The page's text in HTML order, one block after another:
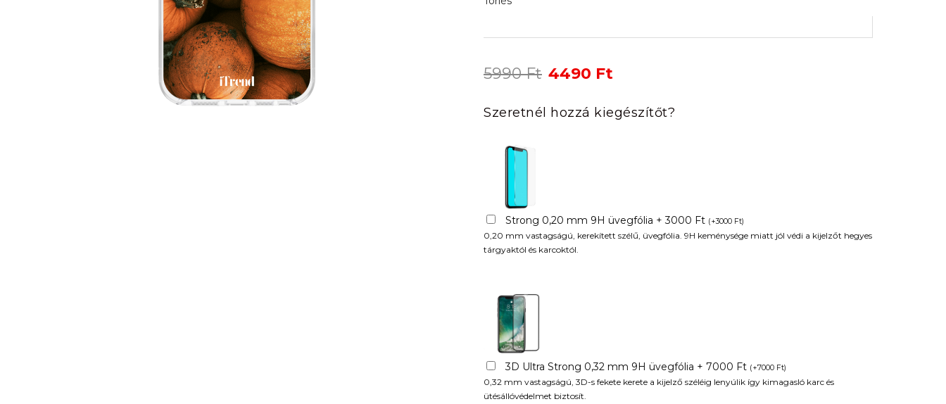
5990Ft Original
was:
5990 Ft.
4490 Ft
is:
4490 Ft.
Szeretnél hozzá kiegészítőt?
Strong 0,20 mm 9H üvegfólia + 3000 Ft (+3000 Ft)
0,20 mm vastagságú, kerekített szélű, üvegfólia. 9H keménysége miatt jól védi a kijelzőt hegyes
tárgyaktól és karcoktól.
3D Ultra Strong 0,32 mm 9H üvegfólia + 7000 Ft (+7000 Ft)
0,32 mm vastagságú, 3D-s fekete kerete a kijelző széléig lenyúlik így kimagasló karc és
ütésállóvédelmet biztosít.